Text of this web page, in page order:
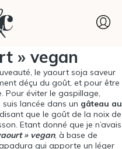
» vegan
le yaourt soja saveur
déçu du goût, et pour être
Pour éviter le gaspillage,
suis lancée dans un gâteau au
que le goût de la noix de
Etant donné que je n’avais
» vegan, à base de
qui apporte un léger